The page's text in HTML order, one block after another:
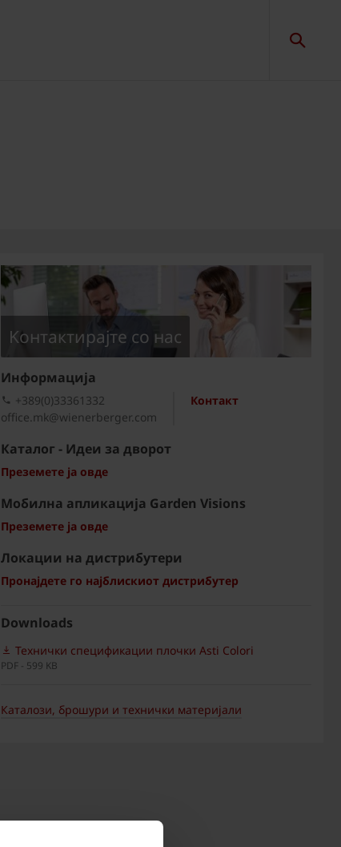
Kонтактирајте со нас
Информациja
Контакт
+389(0)33361332
office.mk@wienerberger.com
Каталог - Идеи за дворот
Преземете ја овде
Мобилна апликација Garden Visions
Преземете ја овде
Локации на дистрибутери
Пронајдете го најблискиот дистрибутер
Downloads
Технички спецификации плочки Asti Colori
PDF - 599 KB
Каталози, брошури и технички материјали